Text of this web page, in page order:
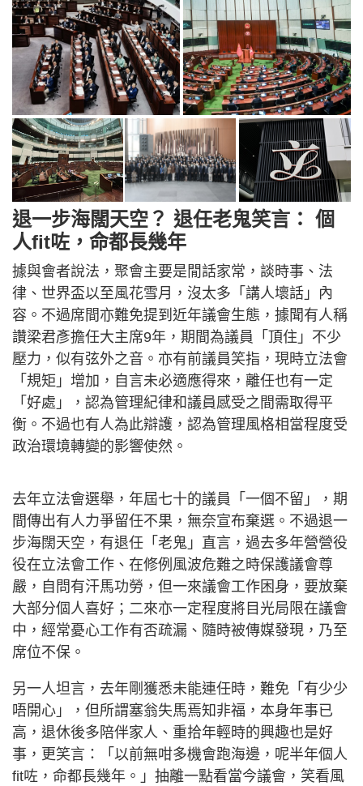
退一步海闊天空？ 退任老鬼笑言： 個
人fit咗，命都長幾年
據與會者說法，聚會主要是閒話家常，談時事、法
律、世界盃以至風花雪月，沒太多「講人壞話」內
容。不過席間亦難免提到近年議會生態，據聞有人稱
讚梁君彥擔任大主席9年，期間為議員「頂住」不少
壓力，似有弦外之音。亦有前議員笑指，現時立法會
「規矩」增加，自言未必適應得來，離任也有一定
「好處」，認為管理紀律和議員感受之間需取得平
衡。不過也有人為此辯護，認為管理風格相當程度受
政治環境轉變的影響使然。
去年立法會選舉，年屆七十的議員「一個不留」，期
間傳出有人力爭留任不果，無奈宣布棄選。不過退一
步海闊天空，有退任「老鬼」直言，過去多年營營役
役在立法會工作、在修例風波危難之時保護議會尊
嚴，自問有汗馬功勞，但一來議會工作困身，要放棄
大部分個人喜好；二來亦一定程度將目光局限在議會
中，經常憂心工作有否疏漏、隨時被傳媒發現，乃至
席位不保。
另一人坦言，去年剛獲悉未能連任時，難免「有少少
唔開心」，但所謂塞翁失馬焉知非福，本身年事已
高，退休後多陪伴家人、重拾年輕時的興趣也是好
事，更笑言：「以前無咁多機會跑海邊，呢半年個人
fit咗，命都長幾年。」抽離一點看當今議會，笑看風